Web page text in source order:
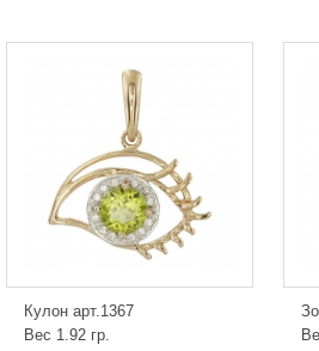
Кулон арт.1367
Вес 1.92 гр.